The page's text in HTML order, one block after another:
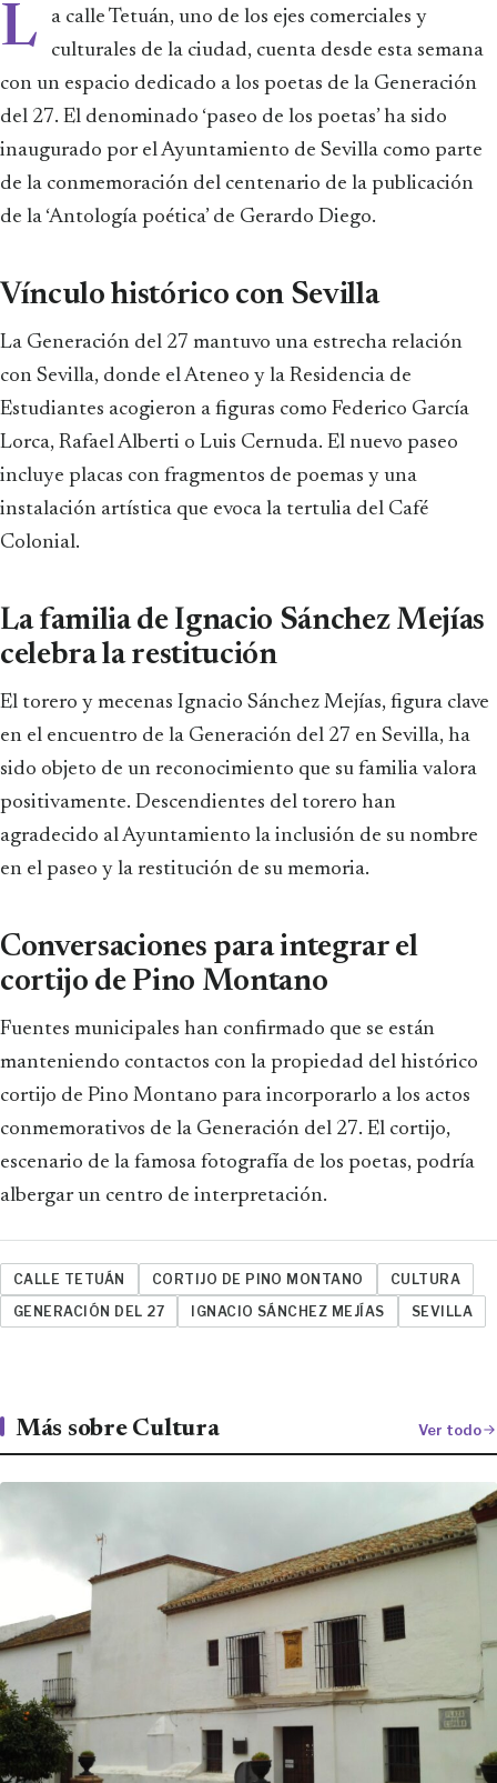
L
a calle Tetuán, uno de los ejes comerciales y
culturales de la ciudad, cuenta desde esta semana
con un espacio dedicado a los poetas de la Generación
del 27. El denominado ‘paseo de los poetas’ ha sido
inaugurado por el Ayuntamiento de Sevilla como parte
de la conmemoración del centenario de la publicación
de la ‘Antología poética’ de Gerardo Diego.
Vínculo histórico con Sevilla
La Generación del 27 mantuvo una estrecha relación
con Sevilla, donde el Ateneo y la Residencia de
Estudiantes acogieron a figuras como Federico García
Lorca, Rafael Alberti o Luis Cernuda. El nuevo paseo
incluye placas con fragmentos de poemas y una
instalación artística que evoca la tertulia del Café
Colonial.
La familia de Ignacio Sánchez Mejías
celebra la restitución
El torero y mecenas Ignacio Sánchez Mejías, figura clave
en el encuentro de la Generación del 27 en Sevilla, ha
sido objeto de un reconocimiento que su familia valora
positivamente. Descendientes del torero han
agradecido al Ayuntamiento la inclusión de su nombre
en el paseo y la restitución de su memoria.
Conversaciones para integrar el
cortijo de Pino Montano
Fuentes municipales han confirmado que se están
manteniendo contactos con la propiedad del histórico
cortijo de Pino Montano para incorporarlo a los actos
conmemorativos de la Generación del 27. El cortijo,
escenario de la famosa fotografía de los poetas, podría
albergar un centro de interpretación.
CALLE TETUÁN CORTIJO DE PINO MONTANO
CULTURA
GENERACIÓN DEL 27
IGNACIO SÁNCHEZ MEJÍAS SEVILLA
Más sobre Cultura Ver todo